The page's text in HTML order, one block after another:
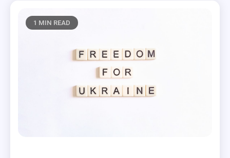
1 MIN READ